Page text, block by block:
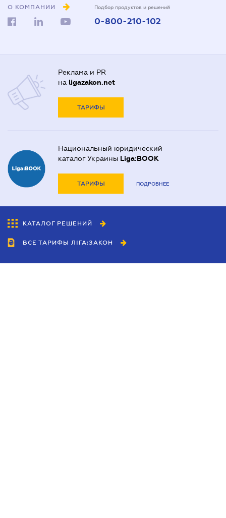
О КОМПАНИИ Подбор продуктов и решений
0-800-210-102
Реклама и PR
на ligazakon.net
ТАРИФЫ
Национальный юридический
каталог Украины Liga:BOOK
ТАРИФЫ ПОДРОБНЕЕ
КАТАЛОГ РЕШЕНИЙ
ВСЕ ТАРИФЫ ЛІГА:ЗАКОН